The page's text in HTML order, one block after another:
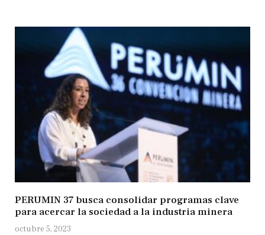
PERUMIN 37 busca consolidar programas clave
para acercar la sociedad a la industria minera
octubre 5, 2023